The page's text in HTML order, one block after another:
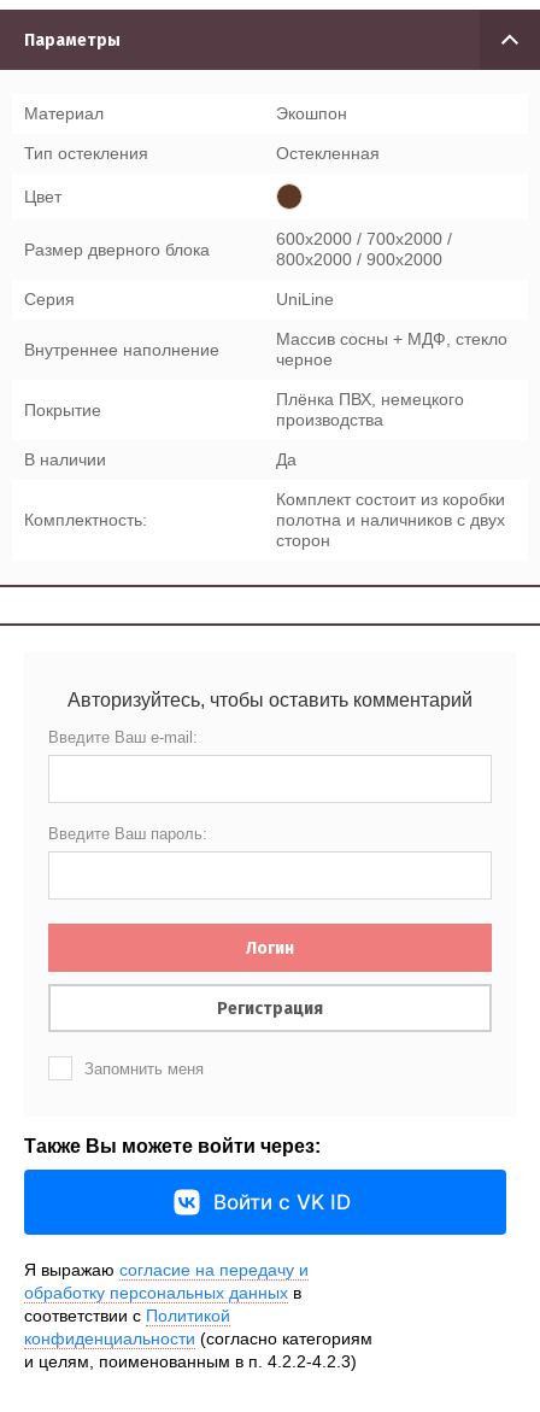
Параметры
Материал Экошпон
Тип остекления Остекленная
Цвет
Размер дверного блока
600x2000 / 700x2000 /
800x2000 / 900x2000
Серия UniLine
Внутреннее наполнение
Массив сосны + МДФ, стекло
черное
Покрытие
Плёнка ПВХ, немецкого
производства
В наличии Да
Комплектность:
Комплект состоит из коробки
полотна и наличников с двух
сторон
Авторизуйтесь, чтобы оставить комментарий
Введите Ваш e-mail:
Введите Ваш пароль:
Логин
Регистрация
Запомнить меня
Также Вы можете войти через:
Войти с VK ID
Я выражаю согласие на передачу и
обработку персональных данных в
соответствии с Политикой
конфиденциальности (согласно категориям
и целям, поименованным в п. 4.2.2-4.2.3)